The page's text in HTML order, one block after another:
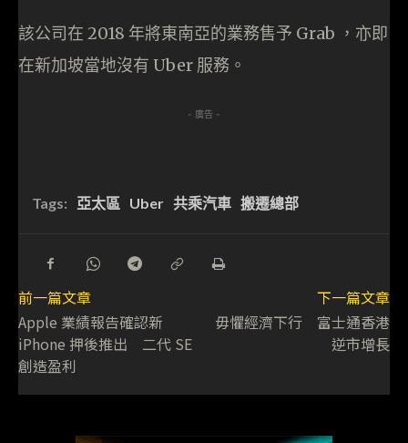
該公司在 2018 年將東南亞的業務售予 Grab ，亦即
在新加坡當地沒有 Uber 服務。
- 廣告 -
Tags: 亞太區 Uber 共乘汽車 搬遷總部
前一篇文章
Apple 業績報告確認新
iPhone 押後推出 二代 SE
創造盈利
下一篇文章
毋懼經濟下行 富士通香港
逆市增長